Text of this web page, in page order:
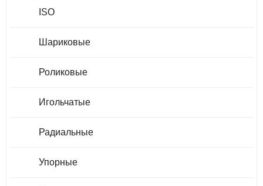
ISO
Шариковые
Роликовые
Игольчатые
Радиальные
Упорные